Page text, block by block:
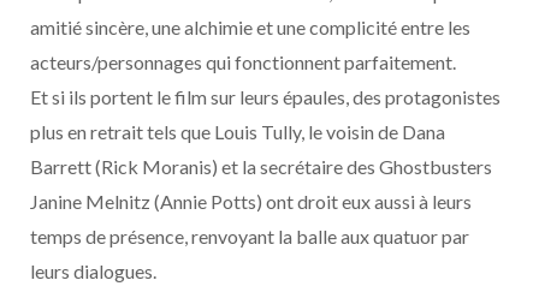
amitié sincère, une alchimie et une complicité entre les
acteurs/personnages qui fonctionnent parfaitement.
Et si ils portent le film sur leurs épaules, des protagonistes
plus en retrait tels que Louis Tully, le voisin de Dana
Barrett (Rick Moranis) et la secrétaire des Ghostbusters
Janine Melnitz (Annie Potts) ont droit eux aussi à leurs
temps de présence, renvoyant la balle aux quatuor par
leurs dialogues.